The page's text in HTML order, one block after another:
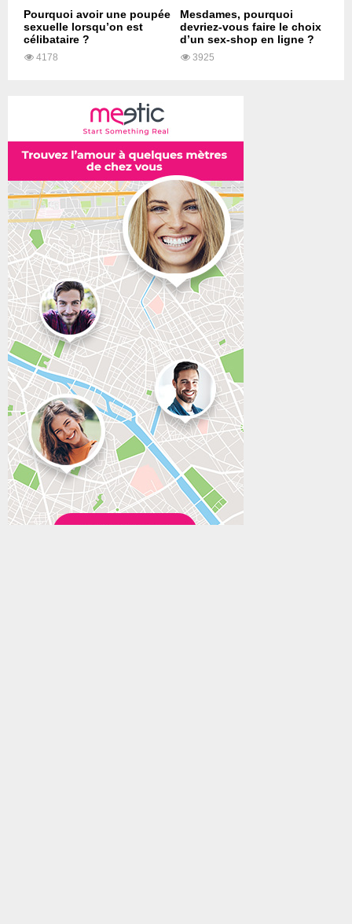
Pourquoi avoir une poupée
sexuelle lorsqu’on est
célibataire ?
4178
Mesdames, pourquoi
devriez-vous faire le choix
d’un sex-shop en ligne ?
3925